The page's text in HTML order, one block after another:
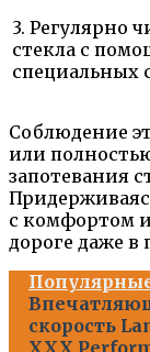
3. Регулярно
стекла с
специальных
Соблюдение
или
запотевания
с комфортом и
дороге даже в
скорость
XXX